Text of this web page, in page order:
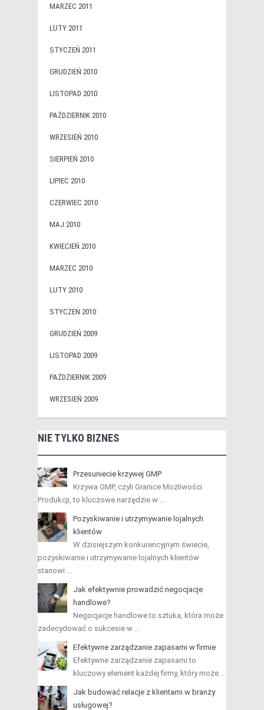
MARZEC 2011
LUTY 2011
STYCZEŃ 2011
GRUDZIEŃ 2010
LISTOPAD 2010
PAŹDZIERNIK 2010
WRZESIEŃ 2010
SIERPIEŃ 2010
LIPIEC 2010
CZERWIEC 2010
MAJ 2010
KWIECIEŃ 2010
MARZEC 2010
LUTY 2010
STYCZEŃ 2010
GRUDZIEŃ 2009
LISTOPAD 2009
PAŹDZIERNIK 2009
WRZESIEŃ 2009
NIE TYLKO BIZNES
Przesuniecie krzywej GMP
Krzywa GMP, czyli Granice Możliwości
Produkcji, to kluczowe narzędzie w …
Pozyskiwanie i utrzymywanie lojalnych
klientów
W dzisiejszym konkurencyjnym świecie,
pozyskiwanie i utrzymywanie lojalnych klientów
stanowi …
Jak efektywnie prowadzić negocjacje
handlowe?
Negocjacje handlowe to sztuka, która może
zadecydować o sukcesie w …
Efektywne zarządzanie zapasami w firmie
Efektywne zarządzanie zapasami to
kluczowy element każdej firmy, który może …
Jak budować relacje z klientami w branży
usługowej?